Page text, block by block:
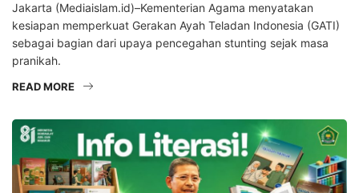
Jakarta (Mediaislam.id)–Kementerian Agama menyatakan
kesiapan memperkuat Gerakan Ayah Teladan Indonesia (GATI)
sebagai bagian dari upaya pencegahan stunting sejak masa
pranikah.
READ MORE